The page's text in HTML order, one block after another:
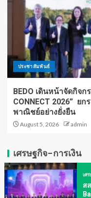
ประชาสัมพันธ์
BEDO เดินหน้าจัดกิจก
CONNECT 2026” ย
พาณิชย์อย่างยั่งยืน
August 5, 2026 admin
เศรษฐกิจ-การเงิน
เศ
ส